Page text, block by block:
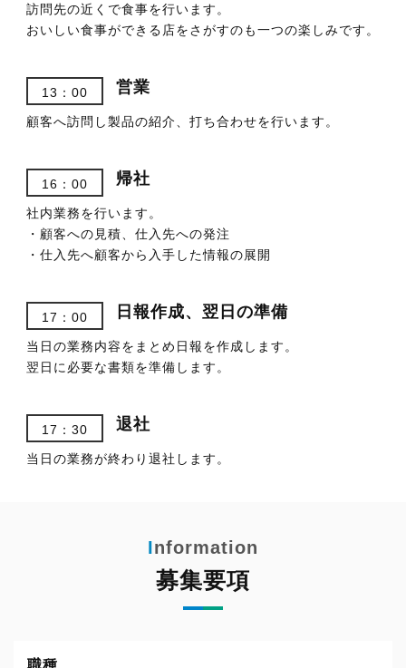
訪問先の近くで食事を行います。
おいしい食事ができる店をさがすのも一つの楽しみです。
13：00 営業
顧客へ訪問し製品の紹介、打ち合わせを行います。
16：00 帰社
社内業務を行います。
・顧客への見積、仕入先への発注
・仕入先へ顧客から入手した情報の展開
17：00 日報作成、翌日の準備
当日の業務内容をまとめ日報を作成します。
翌日に必要な書類を準備します。
17：30 退社
当日の業務が終わり退社します。
募集要項
職種